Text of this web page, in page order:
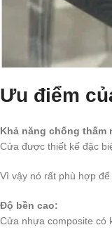
Ưu điểm
Khả năng chống thấm
Cửa được thiết kế đặc
Vì vậy nó rất phù hợp
Độ bền cao:
Cửa nhựa composite có